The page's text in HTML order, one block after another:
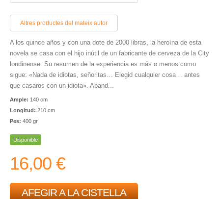
Altres productes del mateix autor
A los quince años y con una dote de 2000 libras, la heroína de esta
novela se casa con el hijo inútil de un fabricante de cerveza de la City
londinense. Su resumen de la experiencia es más o menos como
sigue: «Nada de idiotas, señoritas… Elegid cualquier cosa… antes
que casaros con un idiota». Aband...
Ample: 140 cm
Longitud: 210 cm
Pes: 400 gr
Disponible
16,00 €
AFEGIR A LA CISTELLA